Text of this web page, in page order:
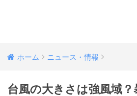
ホーム ニュース・情報
台風の大きさは強風域？